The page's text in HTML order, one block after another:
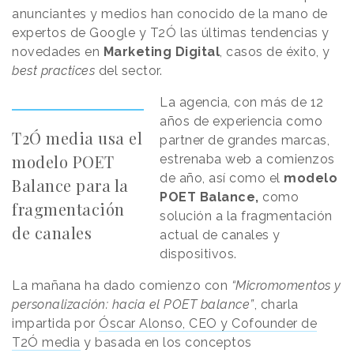
anunciantes y medios han conocido de la mano de
expertos de Google y T2Ó las últimas tendencias y
novedades en Marketing Digital, casos de éxito, y
best practices del sector.
T2Ó media usa el
modelo POET
Balance para la
fragmentación
de canales
La agencia, con más de 12
años de experiencia como
partner de grandes marcas,
estrenaba web a comienzos
de año, así como el modelo
POET Balance, como
solución a la fragmentación
actual de canales y
dispositivos.
La mañana ha dado comienzo con “Micromomentos y
personalización: hacia el POET balance”, charla
impartida por Óscar Alonso, CEO y Cofounder de
T2Ó media y basada en los conceptos